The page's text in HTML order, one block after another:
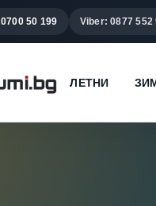
0700 50 199 Viber: 0877 552
ЛЕТНИ